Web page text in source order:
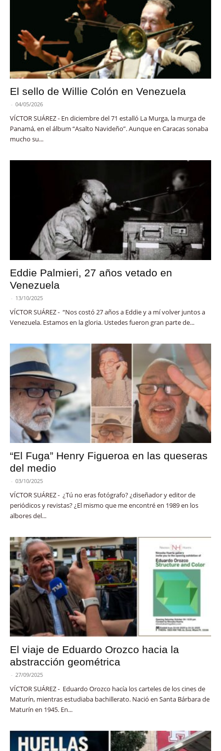
El sello de Willie Colón en Venezuela
- 04/05/2026
VÍCTOR SUÁREZ - En diciembre del 71 estalló La Murga, la murga de
Panamá, en el álbum “Asalto Navideño”. Aunque en Caracas sonaba
mucho su...
Eddie Palmieri, 27 años vetado en
Venezuela
- 13/10/2025
VÍCTOR SUÁREZ - “Nos costó 27 años a Eddie y a mí volver juntos a
Venezuela. Estamos en la gloria. Ustedes fueron gran parte de...
“El Fuga” Henry Figueroa en las queseras
del medio
- 03/10/2025
VÍCTOR SUÁREZ - ¿Tú no eras fotógrafo? ¿diseñador y editor de
periódicos y revistas? ¿El mismo que me encontré en 1989 en los
albores del...
El viaje de Eduardo Orozco hacia la
abstracción geométrica
- 27/09/2025
VÍCTOR SUÁREZ - Eduardo Orozco hacía los carteles de los cines de
Maturín, mientras estudiaba bachillerato. Nació en Santa Bárbara de
Maturín en 1945. En...